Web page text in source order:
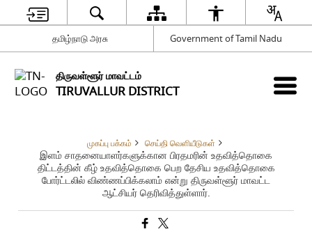
தமிழ்நாடு அரசு Government of Tamil Nadu
திருவள்ளூர் மாவட்டம்
TIRUVALLUR DISTRICT
முகப்பு பக்கம் செய்தி வெளியீடுகள்
இளம் சாதனையாளர்களுக்கான பிரதமரின் உதவித்தொகை
திட்டத்தின் கீழ் உதவித்தொகை பெற தேசிய உதவித்தொகை
போர்ட்டலில் விண்ணப்பிக்கலாம் என்று திருவள்ளூர் மாவட்ட
ஆட்சியர் தெரிவித்துள்ளார்.